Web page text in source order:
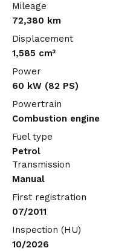
Mileage
72,380 km
Displacement
1,585 cm³
Power
60 kW (82 PS)
Powertrain
Combustion engine
Fuel type
Petrol
Transmission
Manual
First registration
07/2011
Inspection (HU)
10/2026